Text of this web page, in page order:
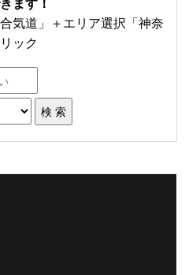
気道」＋エリア選択「神奈
ック